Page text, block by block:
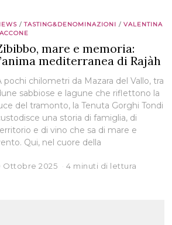
/ TASTING&DENOMINAZIONI / VALENTINA
mare e memoria:
mediterranea di Rajàh
pochi chilometri da Mazara del Vallo, tra
sabbiose e lagune che riflettono la
del tramonto, la Tenuta Gorghi Tondi
una storia di famiglia, di
e di vino che sa di mare e
Qui, nel cuore della
Ottobre 2025 4 minuti di lettura